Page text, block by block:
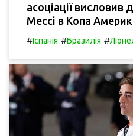
асоціації висловив
Мессі в Копа
#Іспанія #Бразилія #